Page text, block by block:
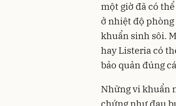
một giờ đã có
ở nhiệt độ
khuẩn sinh sôi.
hay Listeria có
bảo quản đúng
Những vi khuẩn